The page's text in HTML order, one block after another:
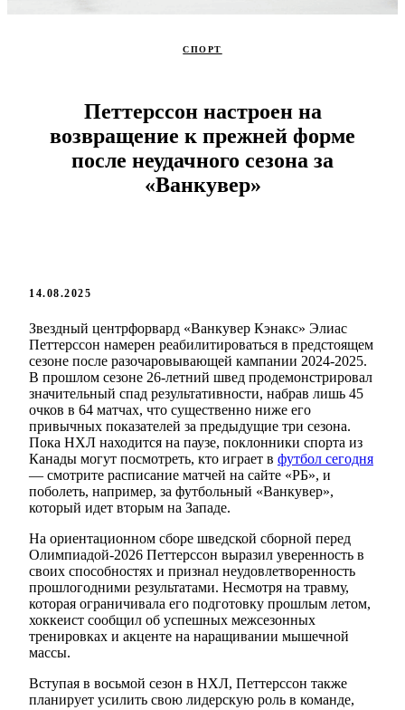
СПОРТ
Петтерссон настроен на
возвращение к прежней форме
после неудачного сезона за
«Ванкувер»
14.08.2025
Звездный центрфорвард «Ванкувер Кэнакс» Элиас
Петтерссон намерен реабилитироваться в предстоящем
сезоне после разочаровывающей кампании 2024-2025.
В прошлом сезоне 26-летний швед продемонстрировал
значительный спад результативности, набрав лишь 45
очков в 64 матчах, что существенно ниже его
привычных показателей за предыдущие три сезона.
Пока НХЛ находится на паузе, поклонники спорта из
Канады могут посмотреть, кто играет в футбол сегодня
— смотрите расписание матчей на сайте «РБ», и
поболеть, например, за футбольный «Ванкувер»,
который идет вторым на Западе.
На ориентационном сборе шведской сборной перед
Олимпиадой-2026 Петтерссон выразил уверенность в
своих способностях и признал неудовлетворенность
прошлогодними результатами. Несмотря на травму,
которая ограничивала его подготовку прошлым летом,
хоккеист сообщил об успешных межсезонных
тренировках и акценте на наращивании мышечной
массы.
Вступая в восьмой сезон в НХЛ, Петтерссон также
планирует усилить свою лидерскую роль в команде,